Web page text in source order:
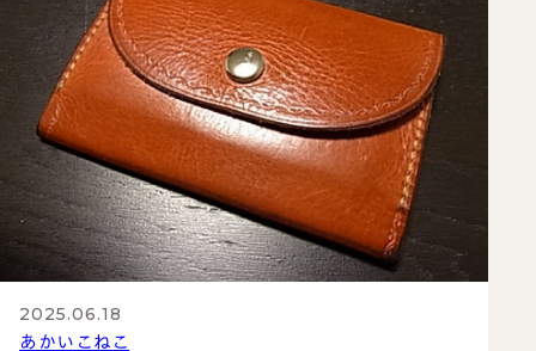
2025.06.18
あかいこねこ